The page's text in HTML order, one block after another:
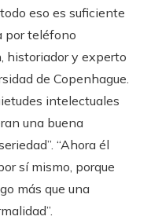
eso es suficiente
por teléfono
historiador y experto
de Copenhague.
intelectuales
una buena
“Ahora él
sí mismo, porque
más que una